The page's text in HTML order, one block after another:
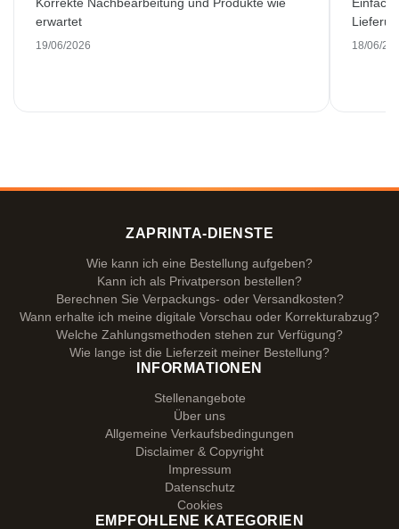
erwartet
19/06/2026 18/06/
ZAPRINTA-DIENSTE
Wie kann ich eine Bestellung aufgeben?
Kann ich als Privatperson bestellen?
Berechnen Sie Verpackungs- oder Versandkosten?
Wann erhalte ich meine digitale Vorschau oder Korrekturabzug?
Welche Zahlungsmethoden stehen zur Verfügung?
Wie lange ist die Lieferzeit meiner Bestellung?
INFORMATIONEN
Stellenangebote
Über uns
Allgemeine Verkaufsbedingungen
Disclaimer & Copyright
Impressum
Datenschutz
Cookies
EMPFOHLENE KATEGORIEN